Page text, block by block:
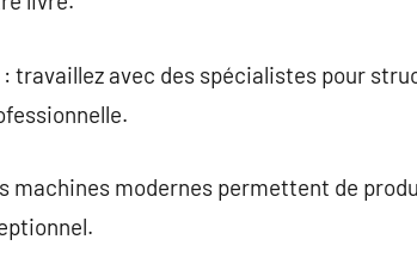
: travaillez avec des spécialistes pour
machines modernes permettent de